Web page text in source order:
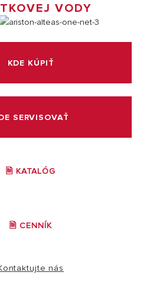
VODY
KDE KÚPIŤ
SERVISOVAŤ
🗎 KATALÓG
🗎 CENNÍK
nás